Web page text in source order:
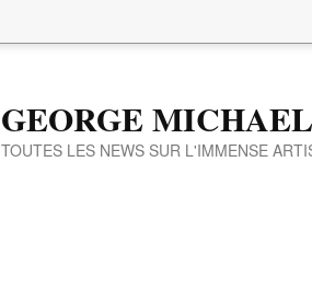
GEORGE
TOUTES LES NEWS SUR L'IMMENSE